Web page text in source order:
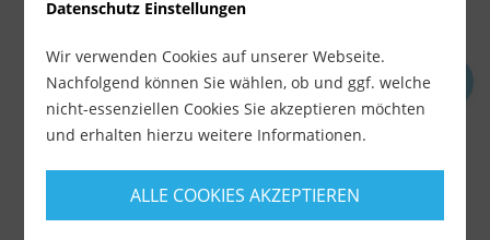
Akemi Intensivreiniger 1 ltr. (Art. 11920)
Lieferzeit ca. 1-3 Werktage
Datenschutz Einstellungen
Wir verwenden Cookies auf unserer Webseite.
Nachfolgend können Sie wählen, ob und ggf. welche
nicht-essenziellen Cookies Sie akzeptieren möchten
und erhalten hierzu weitere Informationen.
ALLE COOKIES AKZEPTIEREN